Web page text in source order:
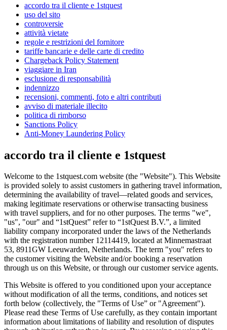
accordo tra il cliente e 1stquest
uso del sito
controversie
attività vietate
regole e restrizioni del fornitore
tariffe bancarie e delle carte di credito
Chargeback Policy Statement
viaggiare in Iran
esclusione di responsabilità
indennizzo
recensioni, commenti, foto e altri contributi
avviso di materiale illecito
politica di rimborso
Sanctions Policy
Anti-Money Laundering Policy
accordo tra il cliente e 1stquest
Welcome to the 1stquest.com website (the "Website"). This Website
is provided solely to assist customers in gathering travel information,
determining the availability of travel—related goods and services,
making legitimate reservations or otherwise transacting business
with travel suppliers, and for no other purposes. The terms "we",
"us", "our" and “1stQuest” refer to “1stQuest B.V.”, a limited
liability company incorporated under the laws of the Netherlands
with the registration number 12114419, located at Minnemastraat
53, 8911GW Leeuwarden, Netherlands. The term "you" refers to
the customer visiting the Website and/or booking a reservation
through us on this Website, or through our customer service agents.
This Website is offered to you conditioned upon your acceptance
without modification of all the terms, conditions, and notices set
forth below (collectively, the "Terms of Use” or "Agreement").
Please read these Terms of Use carefully, as they contain important
information about limitations of liability and resolution of disputes